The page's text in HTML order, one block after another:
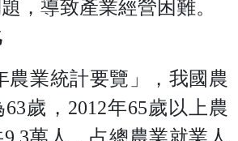
，導致產業經營困難。
農業統計要覽」，我國農
63歲 ， 2012年65歲以上農